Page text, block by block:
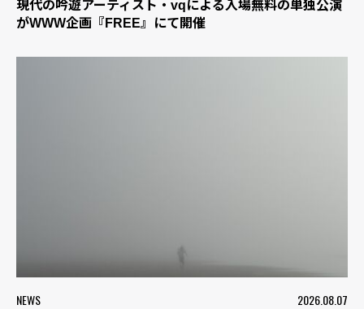
現代の吟遊アーティスト・vqによる入場無料の単独公演
がWWW企画『FREE』にて開催
NEWS 2026.08.07